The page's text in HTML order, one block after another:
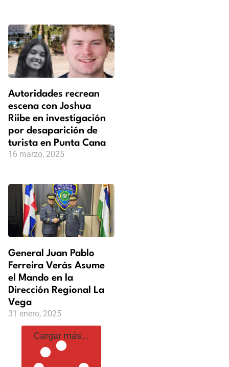
Autoridades recrean
escena con Joshua
Riibe en investigación
por desaparición de
turista en Punta Cana
16 marzo, 2025
General Juan Pablo
Ferreira Verás Asume
el Mando en la
Dirección Regional La
Vega
31 enero, 2025
Cargar más...